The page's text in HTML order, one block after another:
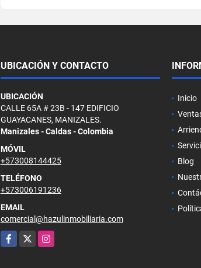
UBICACIÓN Y CONTACTO
UBICACIÓN
CALLE 65A # 23B - 147 EDIFICIO
GUAYACANES, MANIZALES.
Manizales - Caldas - Colombia
MÓVIL
+573008144425
TELÉFONO
+573006191236
EMAIL
comercial@hazulinmobiliaria.com
Facebook
X Instagram
Inicio
Blog